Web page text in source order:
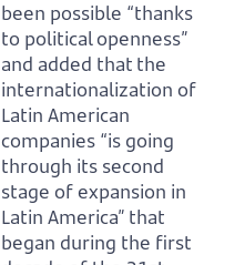
been possible “thanks
to political openness”
and added that the
internationalization of
Latin American
companies “is going
through its second
stage of expansion in
Latin America” that
began during the first